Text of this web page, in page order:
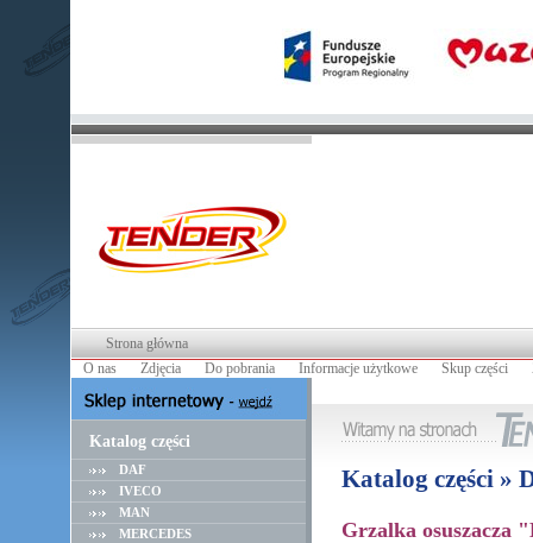
Strona główna
O nas
Zdjęcia Do pobrania Informacje użytkowe Skup części
Katalog części
DAF
IVECO
MAN
MERCEDES
Katalog części »
Grzalka osuszacza